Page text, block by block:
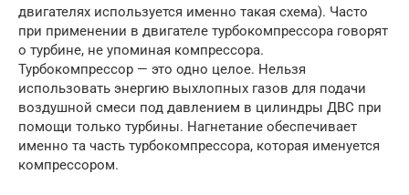
двигателях используется именно такая схема). Часто
при применении в двигателе турбокомпрессора говорят
о турбине, не упоминая компрессора.
Турбокомпрессор — это одно целое. Нельзя
использовать энергию выхлопных газов для подачи
воздушной смеси под давлением в цилиндры ДВС при
помощи только турбины. Нагнетание обеспечивает
именно та часть турбокомпрессора, которая именуется
компрессором.